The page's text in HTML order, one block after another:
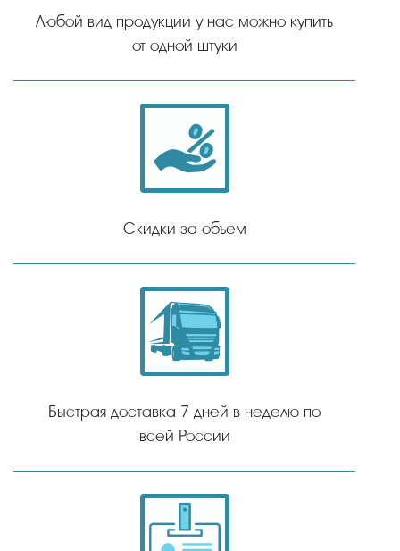
Любой вид продукции у нас можно купить
от одной штуки
Скидки за объем
Быстрая доставка 7 дней в неделю по
всей России